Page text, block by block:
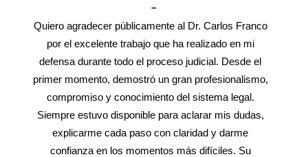
–
Quiero agradecer públicamente al Dr. Carlos Franco
por el excelente trabajo que ha realizado en mi
defensa durante todo el proceso judicial. Desde el
primer momento, demostró un gran profesionalismo,
compromiso y conocimiento del sistema legal.
Siempre estuvo disponible para aclarar mis dudas,
explicarme cada paso con claridad y darme
confianza en los momentos más difíciles. Su